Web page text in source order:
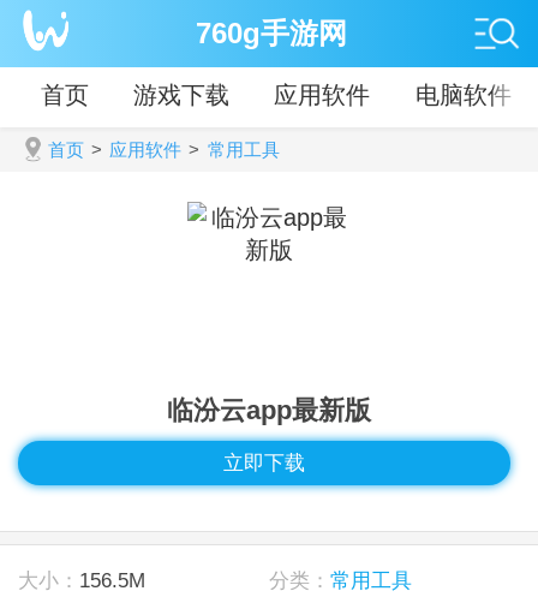
760g手游网
首页 游戏下载 应用软件 电脑软件
首页 > 应用软件 > 常用工具
临汾云app最新版
立即下载
大小： 156.5M 分类： 常用工具